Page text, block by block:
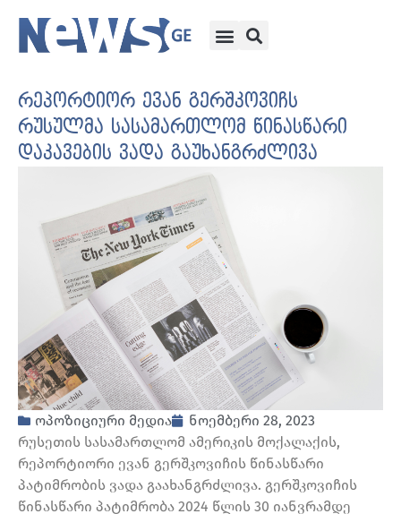
რეპორტიორ ევან გერშკოვიჩს
რუსულმა სასამართლომ წინასწარი
დაკავების ვადა გაუხანგრძლივა
ოპოზიციური მედია
ნოემბერი 28, 2023
რუსეთის სასამართლომ ამერიკის მოქალაქის,
რეპორტიორი ევან გერშკოვიჩის წინასწარი
პატიმრობის ვადა გაახანგრძლივა. გერშკოვიჩის
წინასწარი პატიმრობა 2024 წლის 30 იანვრამდე